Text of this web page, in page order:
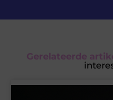
Gerelateerde